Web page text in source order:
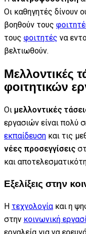
Οι καθηγητές δίνουν
βοηθούν τους
τους φοιτητές να
βελτιωθούν.
Μελλοντικές
φοιτητικών
Οι μελλοντικές
εργασιών είναι πολύ
εκπαίδευση και τις
νέες προσεγγίσεις
και
Εξελίξεις στην
Η τεχνολογίακαι η
στην κοινωνική